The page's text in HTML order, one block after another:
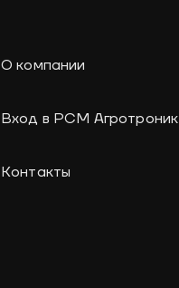
О компании
Вход в РСМ Агротроник
Контакты